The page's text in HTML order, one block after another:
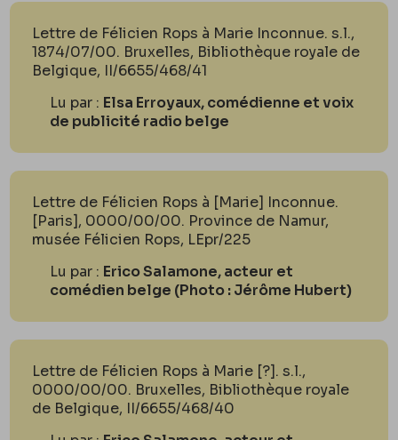
Lettre de Félicien Rops à Marie Inconnue. s.l.,
1874/07/00. Bruxelles, Bibliothèque royale de
Belgique, II/6655/468/41
Lu par : Elsa Erroyaux, comédienne et voix
de publicité radio belge
Lettre de Félicien Rops à [Marie] Inconnue.
[Paris], 0000/00/00. Province de Namur,
musée Félicien Rops, LEpr/225
Lu par : Erico Salamone, acteur et
comédien belge (Photo : Jérôme Hubert)
Lettre de Félicien Rops à Marie [?]. s.l.,
0000/00/00. Bruxelles, Bibliothèque royale
de Belgique, II/6655/468/40